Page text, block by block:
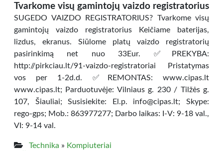
Tvarkome visų gamintojų vaizdo registratorius
SUGEDO VAIZDO REGISTRATORIUS? Tvarkome visų
gamintojų vaizdo registratorius Keičiame baterijas,
lizdus, ekranus. Siūlome platų vaizdo registratorių
pasirinkimą net nuo 33Eur. ✅PREKYBA:
http://pirkciau.lt/91-vaizdo-registratoriai Pristatymas
vos per 1-2d.d. ✅REMONTAS: www.cipas.lt
www.cipas.lt; Parduotuvėje: Vilniaus g. 230 / Tilžės g.
107, Šiauliai; Susisiekite: El.p. info@cipas.lt; Skype:
rego-gps; Mob.: 863977277; Darbo laikas: I-V: 9-18 val.,
VI: 9-14 val.
Technika » Kompiuteriai